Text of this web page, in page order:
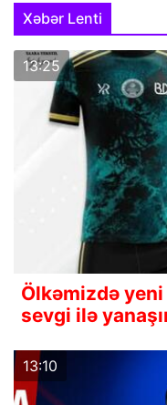
Xəbər Lenti
13:25
Ölkəmizdə yeni
sevgi ilə
13:10